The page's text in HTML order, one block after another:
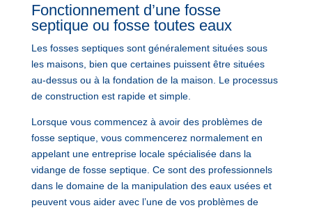
Fonctionnement d’une fosse
septique ou fosse toutes eaux
Les fosses septiques sont généralement situées sous
les maisons, bien que certaines puissent être situées
au-dessus ou à la fondation de la maison. Le processus
de construction est rapide et simple.
Lorsque vous commencez à avoir des problèmes de
fosse septique, vous commencerez normalement en
appelant une entreprise locale spécialisée dans la
vidange de fosse septique. Ce sont des professionnels
dans le domaine de la manipulation des eaux usées et
peuvent vous aider avec l’une de vos problèmes de